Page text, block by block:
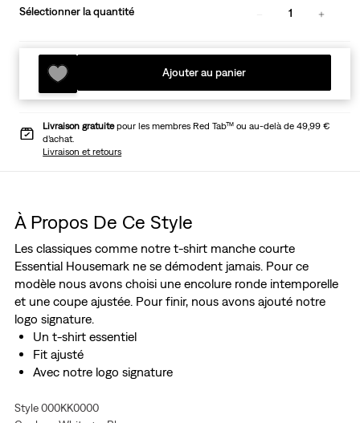
Sélectionner la quantité 1
Ajouter au panier
Livraison gratuitepour les membres Red Tab™ ou au-delà de 49,99 €
d’achat.
Livraison et retours
À Propos De Ce Style
Les classiques comme notre t-shirt manche courte
Essential Housemark ne se démodent jamais. Pour ce
modèle nous avons choisi une encolure ronde intemporelle
et une coupe ajustée. Pour finir, nous avons ajouté notre
logo signature.
Un t-shirt essentiel
Fit ajusté
Avec notre logo signature
Style 000KK0000